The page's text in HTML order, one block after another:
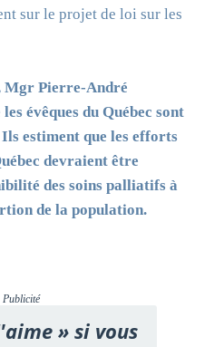
sur le projet de loi sur les
Mgr Pierre-André
évêques du Québec sont
estiment que les efforts
devraient être
des soins palliatifs à
de la population.
Publicité
» si vous